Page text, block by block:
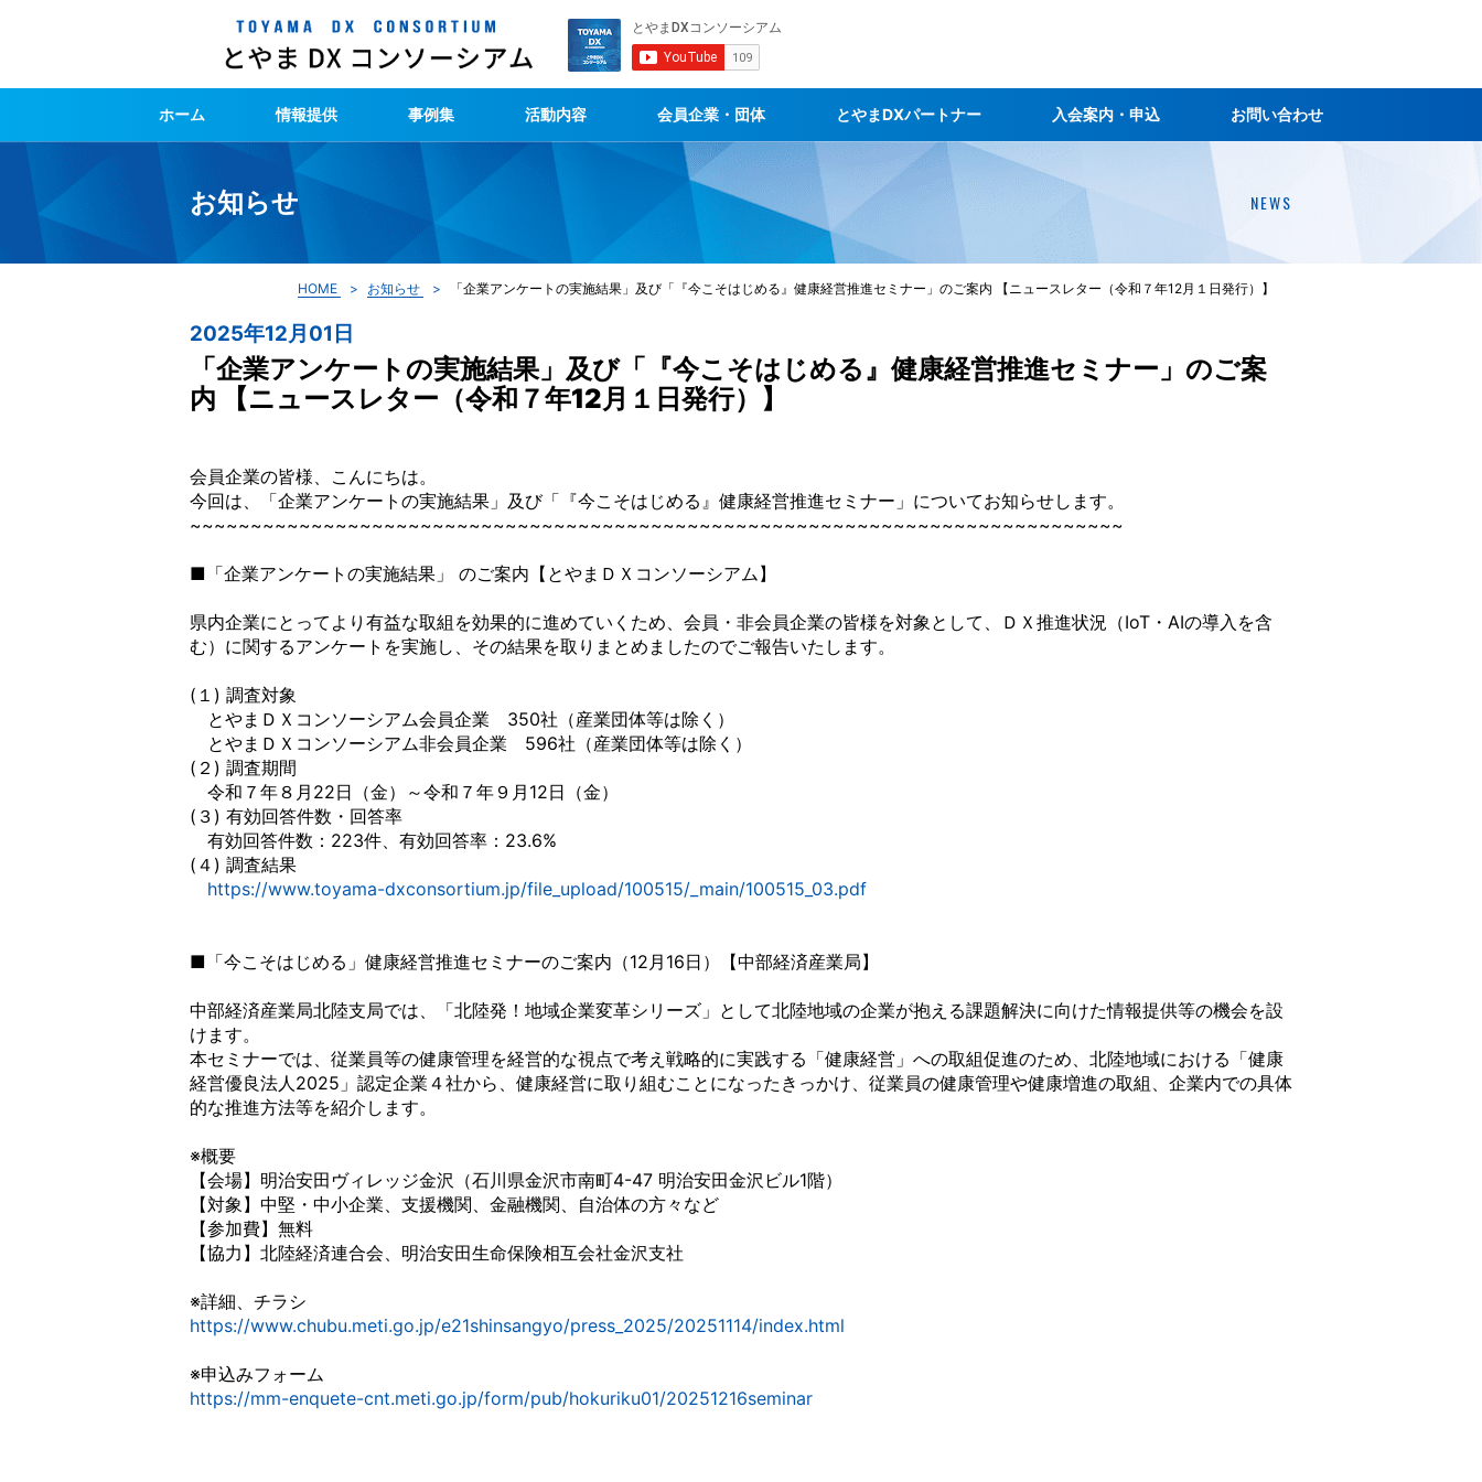
ホーム 情報提供 事例集 活動内容 会員企業・団体 とやまDXパートナー 入会案内・申込 お問い合わせ
お知らせ NEWS
HOME お知らせ 「企業アンケートの実施結果」及び「『今こそはじめる』健康経営推進セミナー」のご案内 【ニュースレター（令和７年12月１日発行）】
2025年12月01日
「企業アンケートの実施結果」及び「『今こそはじめる』健康経営推進セミナー」のご案
内 【ニュースレター（令和７年12月１日発行）】
会員企業の皆様、こんにちは。
今回は、「企業アンケートの実施結果」及び「『今こそはじめる』健康経営推進セミナー」についてお知らせします。
~~~~~~~~~~~~~~~~~~~~~~~~~~~~~~~~~~~~~~~~~~~~~~~~~~~~~~~~~~~~~~~~~~~~~~~~~~~~~
■「企業アンケートの実施結果」 のご案内【とやまＤＸコンソーシアム】
県内企業にとってより有益な取組を効果的に進めていくため、会員・非会員企業の皆様を対象として、ＤＸ推進状況（IoT・AIの導入を含
む）に関するアンケートを実施し、その結果を取りまとめましたのでご報告いたします。
(１) 調査対象
とやまＤＸコンソーシアム会員企業 350社（産業団体等は除く）
とやまＤＸコンソーシアム非会員企業 596社（産業団体等は除く）
(２) 調査期間
令和７年８月22日（金）～令和７年９月12日（金）
(３) 有効回答件数・回答率
有効回答件数：223件、有効回答率：23.6%
(４) 調査結果
https://www.toyama-dxconsortium.jp/file_upload/100515/_main/100515_03.pdf
■「今こそはじめる」健康経営推進セミナーのご案内（12月16日）【中部経済産業局】
中部経済産業局北陸支局では、「北陸発！地域企業変革シリーズ」として北陸地域の企業が抱える課題解決に向けた情報提供等の機会を設
けます。
本セミナーでは、従業員等の健康管理を経営的な視点で考え戦略的に実践する「健康経営」への取組促進のため、北陸地域における「健康
経営優良法人2025」認定企業４社から、健康経営に取り組むことになったきっかけ、従業員の健康管理や健康増進の取組、企業内での具体
的な推進方法等を紹介します。
※概要
【会場】明治安田ヴィレッジ金沢（石川県金沢市南町4-47 明治安田金沢ビル1階）
【対象】中堅・中小企業、支援機関、金融機関、自治体の方々など
【参加費】無料
【協力】北陸経済連合会、明治安田生命保険相互会社金沢支社
※詳細、チラシ
https://www.chubu.meti.go.jp/e21shinsangyo/press_2025/20251114/index.html
※申込みフォーム
https://mm-enquete-cnt.meti.go.jp/form/pub/hokuriku01/20251216seminar